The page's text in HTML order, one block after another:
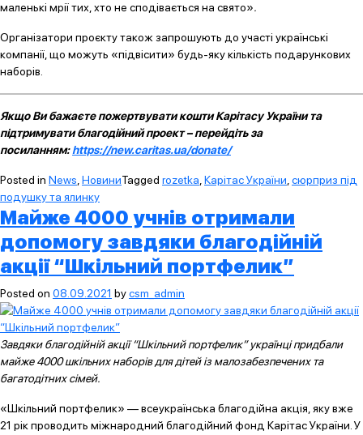
маленькі мрії тих, хто не сподівається на свято».
Організатори проєкту також запрошують до участі українські
компанії, що можуть «підвісити» будь-яку кількість подарункових
наборів.
Якщо Ви бажаєте пожертвувати кошти Карітасу України та
підтримувати благодійний проект – перейдіть за
посиланням:https://new.caritas.ua/donate/
Posted in News НовиниTagged rozetka Карітас України сюрприз під
подушку та ялинку
Майже 4000 учнів отримали
допомогу завдяки благодійній
акції “Шкільний портфелик”
Posted on 08.09.2021 bycsm_admin
Завдяки благодійній акції “Шкільний портфелик” українці придбали
майже 4000 шкільних наборів для дітей із малозабезпечених та
багатодітних сімей.
«Шкільний портфелик» — всеукраїнська благодійна акція, яку вже
21 рік проводить міжнародний благодійний фонд Карітас України. У